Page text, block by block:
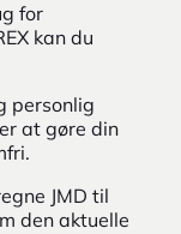
for
kan du
personlig
at gøre din
JMD til
den aktuelle